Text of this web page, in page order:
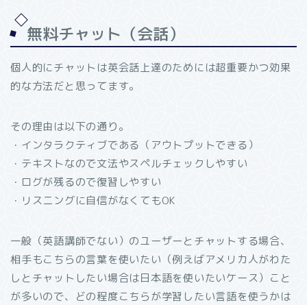
無料チャット（会話）
個人的にチャットは英会話上達のためには超重要かつ効果
的な方法だと思ってます。
その理由は以下の通り。
・インタラクティブである（アウトプットできる）
・テキストなので文法やスペルチェックしやすい
・ログが残るので復習しやすい
・リスニングに自信がなくてもOK
一般（英語講師でない）のユーザーとチャットする場合、
相手もこちらの言葉を使いたい（例えばアメリカ人がわた
しとチャットしたい場合は日本語を使いたいケース）こと
が多いので、どの程度こちらが学習したい言語を使うかは